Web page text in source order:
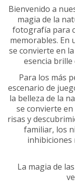
Bienvenido a
magia de la
fotografía para
memorables. En
se convierte en
esencia
Para los más
escenario de
la belleza de la
se convierte
risas y
familiar, los
inhibiciones
La magia de